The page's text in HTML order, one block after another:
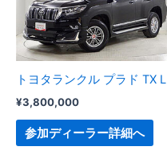
トヨタランクル プラド TX L
¥3,800,000
参加ディーラー詳細へ